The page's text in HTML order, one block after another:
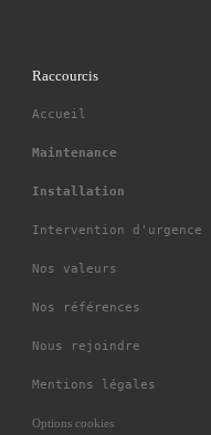
Raccourcis
Accueil
Maintenance
Installation
Intervention d'urgence
Nos valeurs
Nos références
Nous rejoindre
Mentions légales
Options cookies